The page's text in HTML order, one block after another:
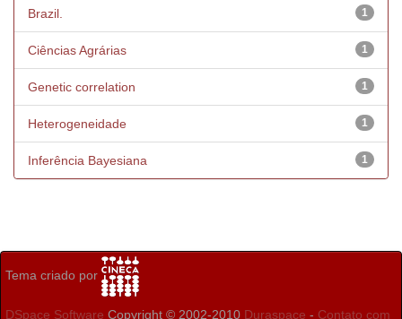
1
Brazil.
1
Ciências Agrárias
1
Genetic correlation
1
Heterogeneidade
1
Inferência Bayesiana
Tema criado por
DSpace Software Copyright © 2002-2010 Duraspace - Contato com